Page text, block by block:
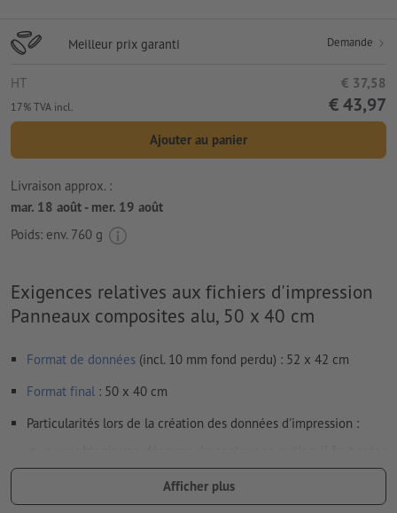
Meilleur prix garanti Demande
HT € 37,58
17% TVA incl. € 43,97
Ajouter au panier
Livraison approx. :
mar. 18 août - mer. 19 août
Poids: env. 760 g
Exigences relatives aux fichiers d'impression
Panneaux composites alu, 50 x 40 cm
Format de données (incl. 10 mm fond perdu) : 52 x 42 cm
Format final : 50 x 40 cm
Particularités lors de la création des données d'impression :
unedécoupe du contourdans les données d'impression
Résolution:150 dpi
Afficher plus